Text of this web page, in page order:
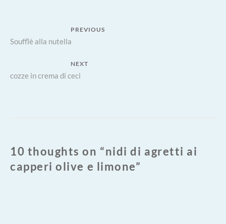
LIMONE
Navigazione
articoli
PREVIOUS
Previous
Soufflè alla nutella
NEXT
Next
cozze in crema di ceci
10 thoughts on “nidi di agretti ai
capperi olive e limone”